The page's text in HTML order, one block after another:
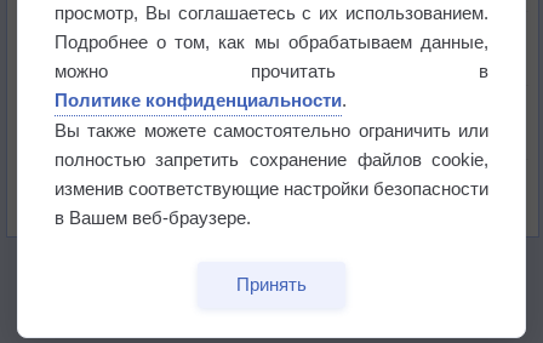
Атмосфера начала замерзать
В Приморье обнаружены морские волны тепла
бабочек
просмотр, Вы соглашаетесь с их использованием.
Подробнее о том, как мы обрабатываем данные,
можно прочитать в
Политике конфиденциальности.
Вы также можете самостоятельно ограничить или
полностью запретить сохранение файлов cookie,
изменив соответствующие настройки безопасности
в Вашем веб-браузере.
Принять